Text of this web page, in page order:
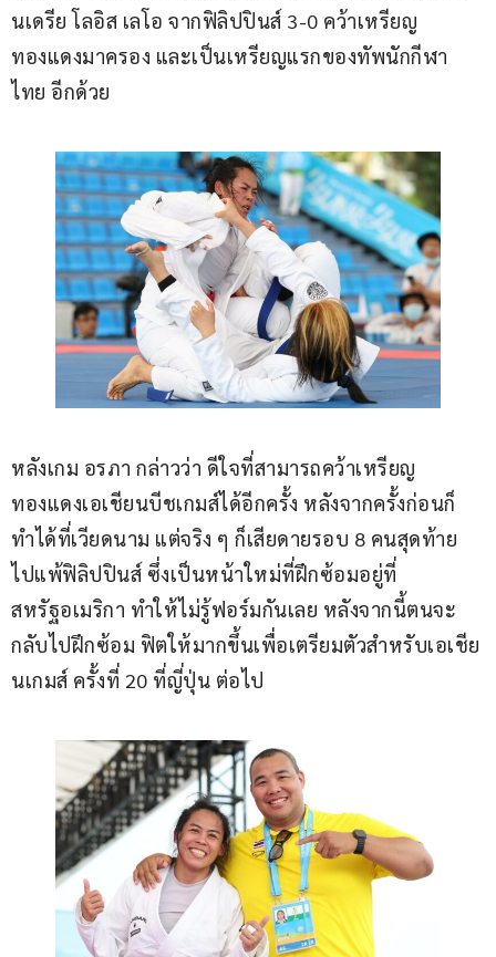
นเดรีย โลอิส เลโอ จากฟิลิปปินส์ 3-0 คว้าเหรียญ
ทองแดงมาครอง และเป็นเหรียญแรกของทัพนักกีฬา
ไทย อีกด้วย
หลังเกม อรภา กล่าวว่า ดีใจที่สามารถคว้าเหรียญ
ทองแดงเอเชียนบีชเกมส์ได้อีกครั้ง หลังจากครั้งก่อนก็
ทำได้ที่เวียดนาม แต่จริง ๆ ก็เสียดายรอบ 8 คนสุดท้าย
ไปแพ้ฟิลิปปินส์ ซึ่งเป็นหน้าใหม่ที่ฝึกซ้อมอยู่ที่
สหรัฐอเมริกา ทำให้ไม่รู้ฟอร์มกันเลย หลังจากนี้ตนจะ
กลับไปฝึกซ้อม ฟิตให้มากขึ้นเพื่อเตรียมตัวสำหรับเอเชีย
นเกมส์ ครั้งที่ 20 ที่ญี่ปุ่น ต่อไป